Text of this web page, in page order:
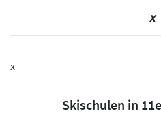
x
x
Skischulen in